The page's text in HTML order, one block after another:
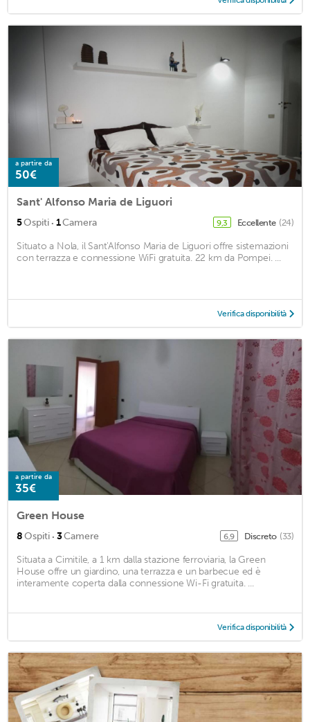
a partire da
50€
Sant' Alfonso Maria de Liguori
5Ospiti · 1Camera 9,3 Eccellente (24)
Situato a Nola, il Sant'Alfonso Maria de Liguori offre sistemazioni
con terrazza e connessione WiFi gratuita. 22 km da Pompei. ...
Verifica disponibilità
a partire da
35€
Green House
8Ospiti · 3Camere 6,9 Discreto (33)
Situata a Cimitile, a 1 km dalla stazione ferroviaria, la Green
House offre un giardino, una terrazza e un barbecue ed è
interamente coperta dalla connessione Wi-Fi gratuita. ...
Verifica disponibilità